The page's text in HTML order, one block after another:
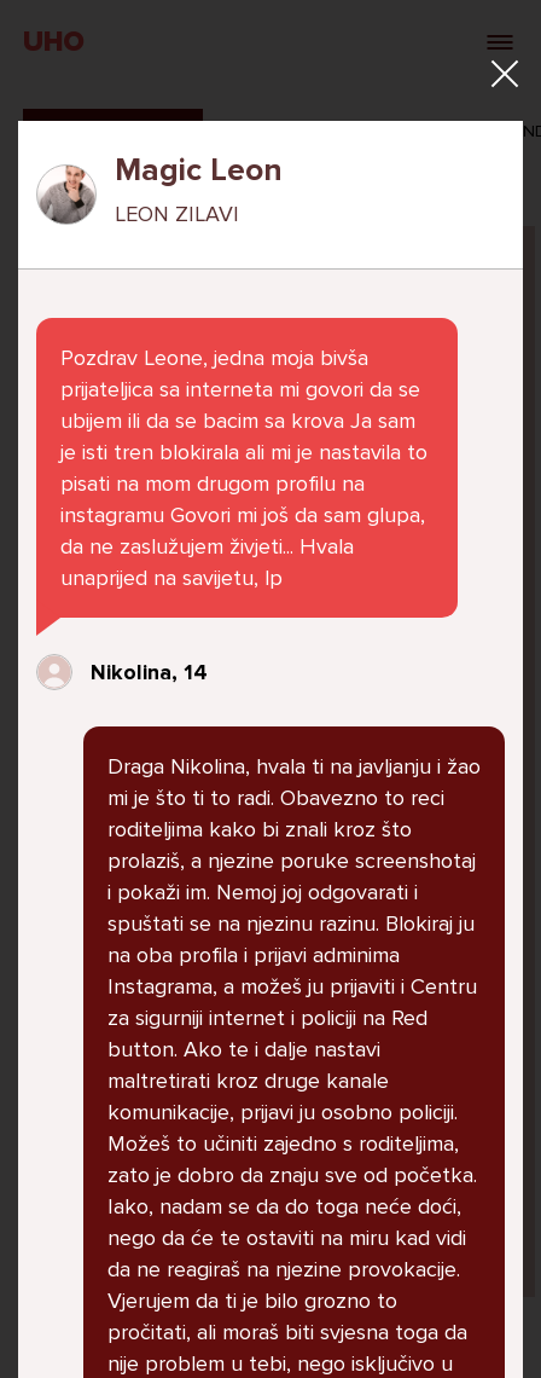
UHO
VERONIKA
Već 6 godina u školi nekoliko cura iz mog
razreda me izbacuju iz zajedničkih aktivnosti
te me iskorištavaju. Dečki iz mojeg razreda mi
govore da sam glupača te me preko discorda
vrijeđaju jer sam niska te mi govore da se
ubijem. Prije mjesec dana su me istukli kod
parka iz čistog mira dok sam prolazila sa
svojim susjedama i malim psom. Stalno u
krevet idem plačući. Nesvjesno te zbog
ljutnje sam se počela tući po nogama no
prestala sam jer me važna osoba potaknula
na to. Prije toga svega nakon nekoliko godina
prijateljstva ostavila me najbolja prijateljica
nisam htjela ići u školu jer me to sve jako
pogodilo. Cyber bulyala me preko snapchata
i drugih drugih društvenih mreža. Sad opet
razgovaramo no jako teško. Stalno provodim
vrijeme učeći ili trenirajući moje pse jako sam
vezana za njih te ih jako volim Često
razgovaram s mamom no ne želim joj sve reći
jer me ne shvaća. Ponekad želim skočiti sa
balkona svoje kuće. Neznam što da više
Lana, 12
Magic Leon
LEON ZILAVI
Pozdrav Leone, jedna moja bivša
prijateljica sa interneta mi govori da se
ubijem ili da se bacim sa krova Ja sam
je isti tren blokirala ali mi je nastavila to
pisati na mom drugom profilu na
instagramu Govori mi još da sam glupa,
da ne zaslužujem živjeti... Hvala
unaprijed na savijetu, lp
Nikolina, 14
Draga Nikolina, hvala ti na javljanju i žao
mi je što ti to radi. Obavezno to reci
roditeljima kako bi znali kroz što
prolaziš, a njezine poruke screenshotaj
i pokaži im. Nemoj joj odgovarati i
spuštati se na njezinu razinu. Blokiraj ju
na oba profila i prijavi adminima
Instagrama, a možeš ju prijaviti i Centru
za sigurniji internet i policiji na Red
button. Ako te i dalje nastavi
maltretirati kroz druge kanale
komunikacije, prijavi ju osobno policiji.
Možeš to učiniti zajedno s roditeljima,
zato je dobro da znaju sve od početka.
Iako, nadam se da do toga neće doći,
nego da će te ostaviti na miru kad vidi
da ne reagiraš na njezine provokacije.
Vjerujem da ti je bilo grozno to
pročitati, ali moraš biti svjesna toga da
nije problem u tebi, nego isključivo u